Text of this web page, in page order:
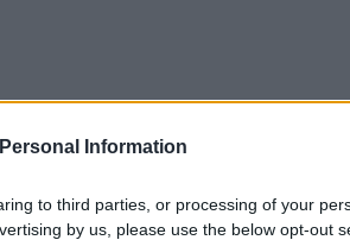
Information
to third parties, or processing of your
by us, please use the below opt-out
így tudatosabban